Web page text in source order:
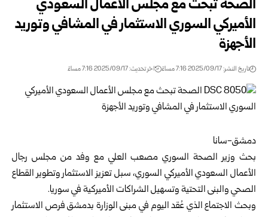
الصحة تبحث مع مجلس الأعمال السعودي
الأميركي السوري الاستثمار في المشافي وتوريد
الأجهزة
تاريخ النشر: 2025/09/17 7:16 مساءً اخر تحديث: 2025/09/17 7:16 مساءً
دمشق-سانا
بحث وزير الصحة السوري مصعب العلي مع وفد من مجلس رجال
الأعمال السعودي الأميركي السوري، سبل تعزيز الاستثمار وتطوير القطاع
الصحي والبنى التحتية وتسهيل الشراكات الأميركية في سوريا.
وبحث الاجتماع الذي عُقد اليوم في مبنى الوزارة بدمشق فرص الاستثمار